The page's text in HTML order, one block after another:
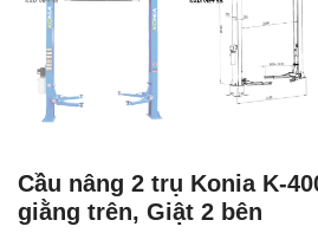
Cầu nâng 2 trụ Konia K-
giằng trên, Giật 2 bên